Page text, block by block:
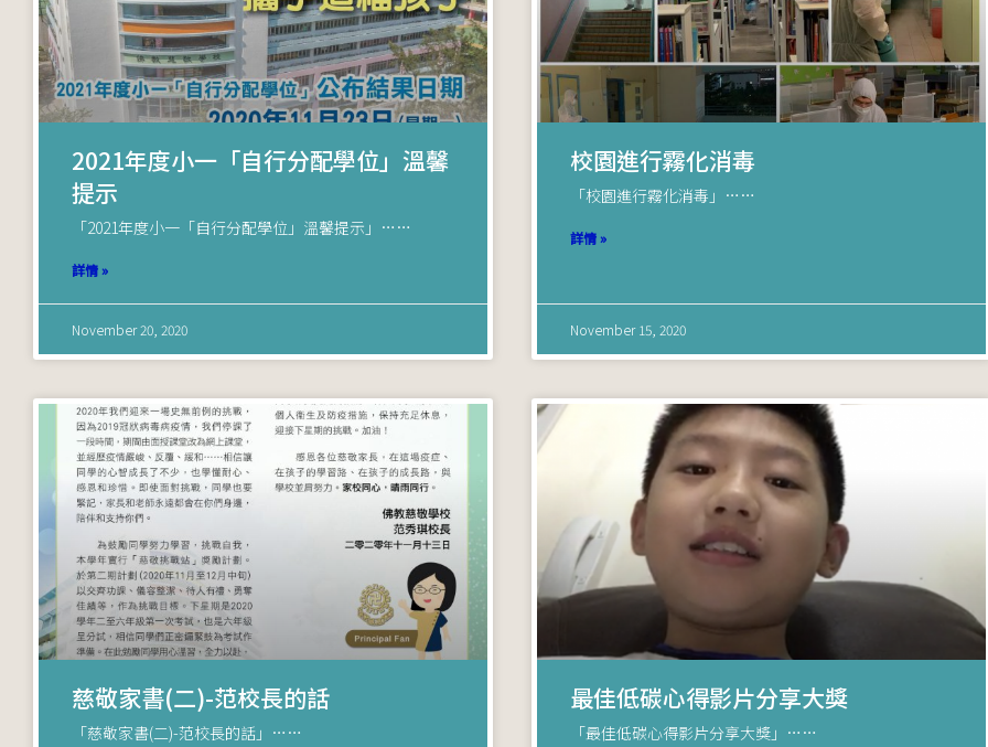
2021年度小一「自行分配學位」溫馨
提示
「2021年度小一「自行分配學位」溫馨提示」……
詳情 »
November 20, 2020
校園進行霧化消毒
「校園進行霧化消毒」……
詳情 »
November 15, 2020
慈敬家書(二)-范校長的話
「慈敬家書(二)-范校長的話」……
最佳低碳心得影片分享大獎
「最佳低碳心得影片分享大獎」……